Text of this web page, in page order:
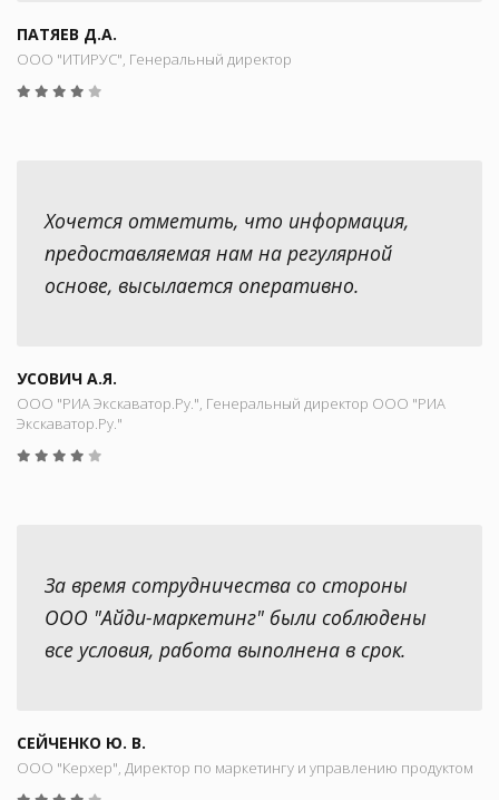
ПАТЯЕВ Д.А.
ООО "ИТИРУС", Генеральный директор
Хочется отметить, что информация,
предоставляемая нам на регулярной
основе, высылается оперативно.
УСОВИЧ А.Я.
ООО "РИА Экскаватор.Ру.", Генеральный директор ООО "РИА
Экскаватор.Ру."
За время сотрудничества со стороны
ООО "Айди-маркетинг" были соблюдены
все условия, работа выполнена в срок.
СЕЙЧЕНКО Ю. В.
ООО "Керхер", Директор по маркетингу и управлению продуктом